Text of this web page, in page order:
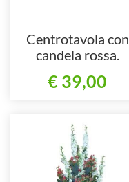
Centrotavola con
candela rossa.
€ 39,00